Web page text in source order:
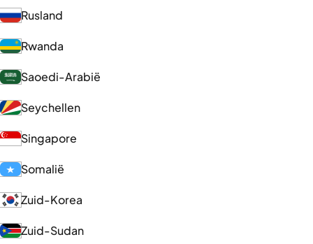
Rusland
Rwanda
Saoedi-Arabië
Seychellen
Singapore
Somalië
Zuid-Korea
Zuid-Sudan